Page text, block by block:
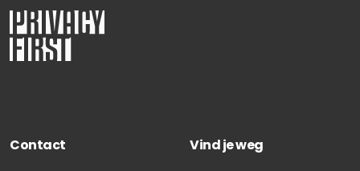
Contact
Vind je weg